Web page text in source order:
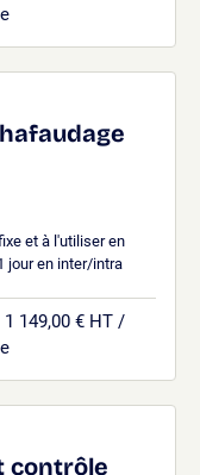
et à l'utiliser en
jour en inter/intra
1 149,00 € HT /
contrôle